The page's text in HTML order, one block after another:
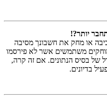
יותר?!
או מחק את חשבונך מסיבה
משתמשים אשר לא פירסמו
של בסיס הנתונים. אם זה קרה,
בדיונים.